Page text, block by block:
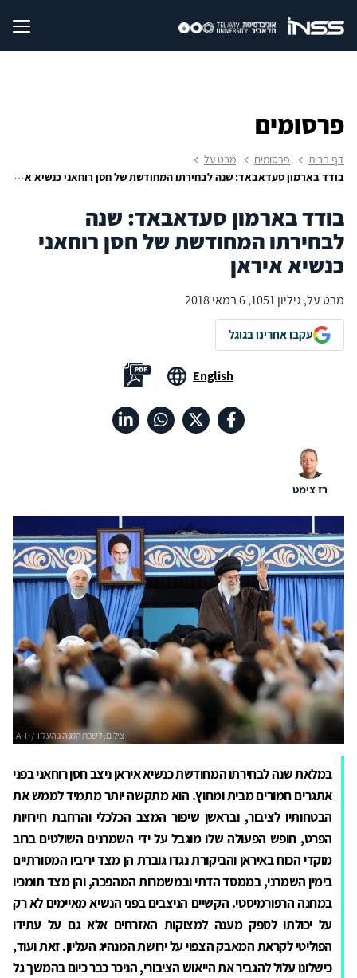
פרסומים
דף הבית פרסומים
מבט על
בודד בארמון סעדאבאד: שנה לבחירתו המחודשת של חסן רוחאני כנשיא איראן
בודד בארמון סעדאבאד: שנה
לבחירתו המחודשת של חסן רוחאני
כנשיא איראן
מבט על, גיליון 1051, 6 במאי 2018
עקבו אחרינו בגוגל
English
רז צימט
במלאת שנה לבחירתו המחודשת כנשיא איראן ניצב חסן רוחאני בפני
אתגרים חמורים מבית ומחוץ. הוא מתקשה יותר מתמיד לממש את
הבטחותיו לציבור, ובראשן שיפור המצב הכלכלי והרחבת חירויות
הפרט, חופש הפעולה שלו מוגבל על ידי השמרנים השולטים ברוב
מוקדי הכוח באיראן והביקורת נגדו גוברת הן מצד יריביו המסורתיים
בימין השמרני, בממסד הדתי ובמשמרות המהפכה, והן מצד תומכיו
במחנה הרפורמיסטי. הקשיים הניצבים בפני הנשיא מאיימים לא רק
על יכולתו לספק מענה למצוקות האזרחים אלא גם על עתידו
הפוליטי לקראת המאבק הצפוי על ירושת המנהיג העליון. זאת ועוד,
כישלונו עלול להגביר את הייאוש הציבורי, הניכר כבר כיום בהמשך גל